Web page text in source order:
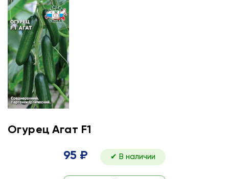
Огурец Агат F1
95 ₽ ✔ В наличии